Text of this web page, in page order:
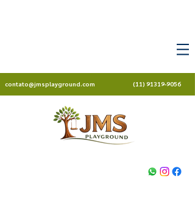
contato@jmsplayground.com (11) 91319-9056